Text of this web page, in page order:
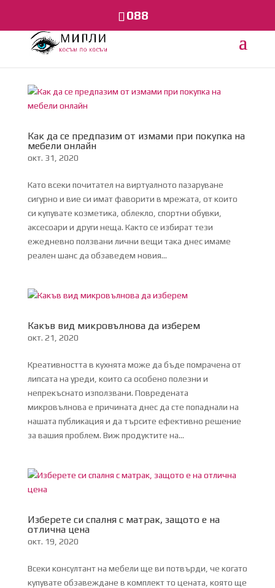
088
Как да се предпазим от измами при покупка на
мебели онлайн
окт. 31, 2020
Като всеки почитател на виртуалното пазаруване
сигурно и вие си имат фаворити в мрежата, от които
си купувате козметика, облекло, спортни обувки,
аксесоари и други неща. Както се избират тези
ежедневно ползвани лични вещи така днес имаме
реален шанс да обзаведем новия...
Какъв вид микровълнова да изберем
окт. 21, 2020
Креативността в кухнята може да бъде помрачена от
липсата на уреди, които са особено полезни и
непрекъснато използвани. Повредената
микровълнова е причината днес да сте попаднали на
нашата публикация и да търсите ефективно решение
за вашия проблем. Виж продуктите на...
Изберете си спалня с матрак, защото е на
отлична цена
окт. 19, 2020
Всеки консултант на мебели ще ви потвърди, че когато
купувате обзавеждане в комплект то цената, която ще